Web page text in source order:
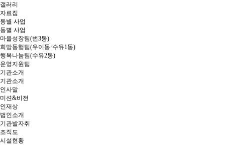
갤러리
자료집
동별 사업
동별 사업
마을성장팀(번3동)
희망동행팀(우이동·수유1동)
행복나눔팀(수유2동)
운영지원팀
기관소개
기관소개
인사말
미션&비전
인재상
법인소개
기관발자취
조직도
시설현황